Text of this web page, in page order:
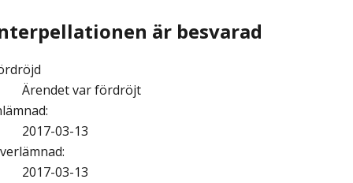
är besvarad
Ärendet var fördröjt
:
2017-03-13
:
2017-03-13